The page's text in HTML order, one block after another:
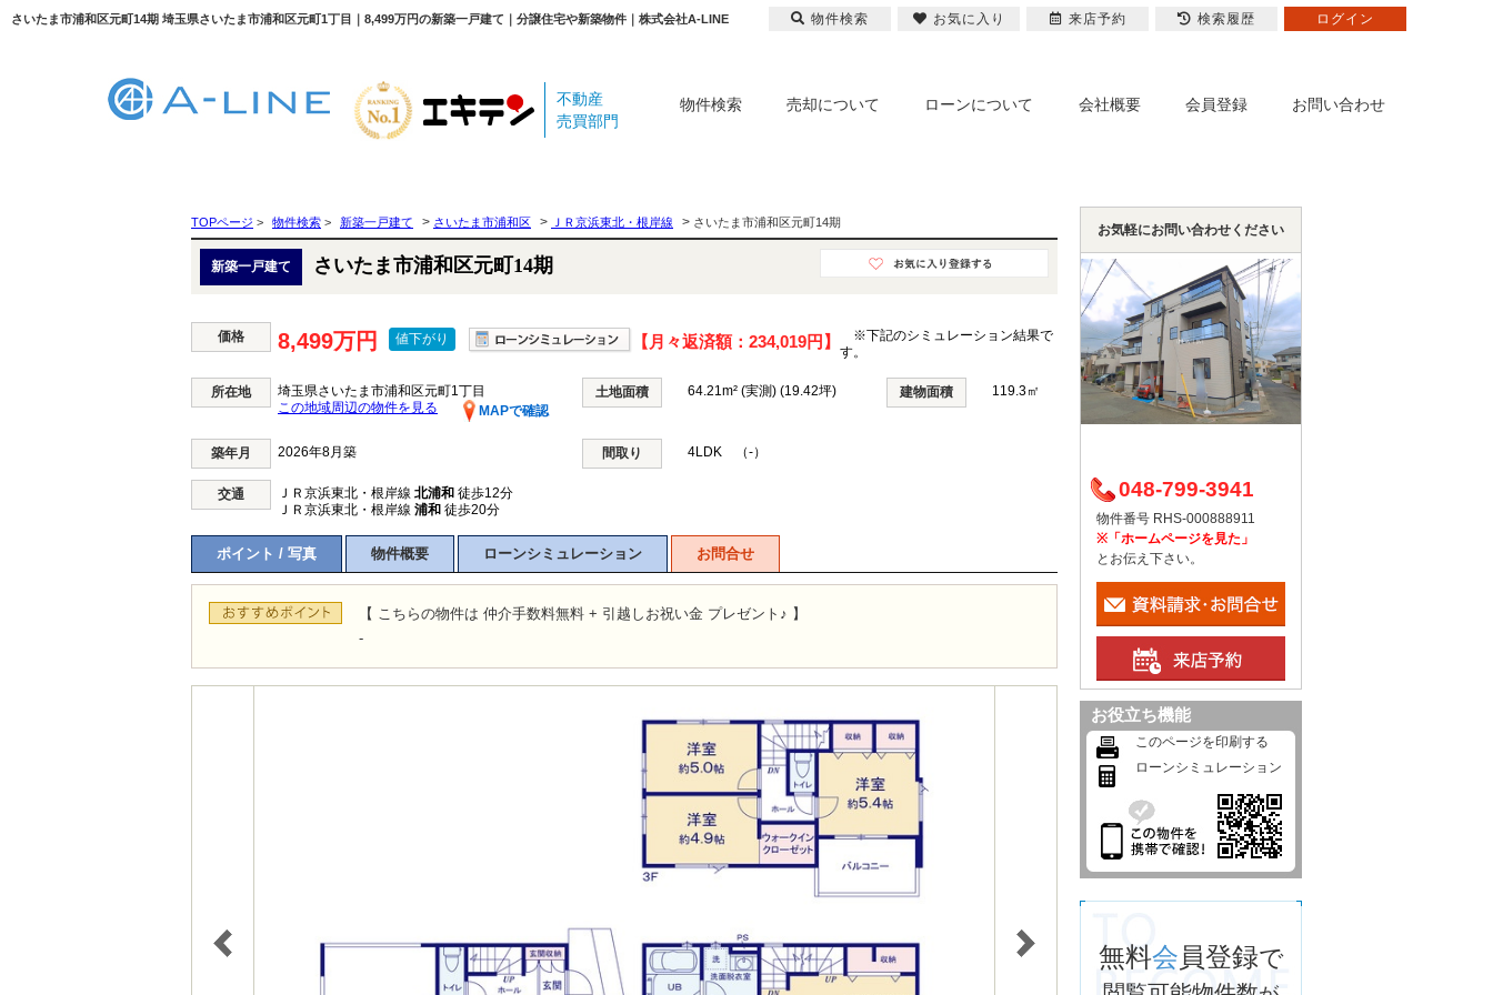
さいたま市浦和区元町14期 埼玉県さいたま市浦和区元町1丁目｜8,499万円の新築一戸建て｜分譲住宅や新築物件｜株式会社A-LINE
不動産
売買部門
物件検索 売却について ローンについて 会社概要 会員登録 お問い合わせ
TOPページ > 物件検索 > 新築一戸建て > さいたま市浦和区 > ＪＲ京浜東北・根岸線 > さいたま市浦和区元町14期
新築一戸建て さいたま市浦和区元町14期
価格 8,499万円 値下がり 【月々返済額： 234,019円 】
※下記のシミュレーション結果で
す。
所在地
埼玉県さいたま市浦和区元町1丁目
MAPで確認
この地域周辺の物件を見る
土地面積 64.21m² (実測) (19.42坪) 建物面積 119.3㎡
築年月 2026年8月築 間取り 4LDK （-）
交通 ＪＲ京浜東北・根岸線 北浦和 徒歩12分
ＪＲ京浜東北・根岸線 浦和 徒歩20分
ポイント / 写真 物件概要 ローンシミュレーション お問合せ
【 こちらの物件は 仲介手数料無料 + 引越しお祝い金 プレゼント♪ 】
-
お気軽にお問い合わせください
048-799-3941
物件番号 RHS-000888911
※「ホームページを見た」
とお伝え下さい。
お役立ち機能
このページを印刷する
ローンシミュレーション
無料会員登録で
物件検索 お気に入り 来店予約 検索履歴 ログイン